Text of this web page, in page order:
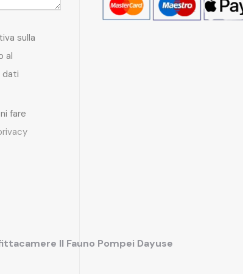
sulla
al
dati
fare
Il Fauno Pompei Dayuse